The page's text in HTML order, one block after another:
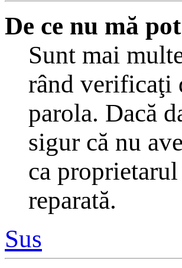
De ce nu mă
Sunt mai
rând verificaţi
parola. Dacă
sigur că nu
ca
reparată.
Sus